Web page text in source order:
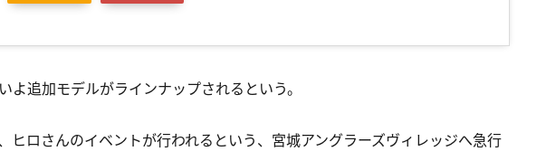
よ追加モデルがラインナップされるという。
ヒロさんのイベントが行われるという、宮城アングラーズヴィレッジへ急行